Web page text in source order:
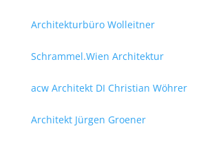
Architekturbüro Wolleitner
Schrammel.Wien Architektur
acw Architekt DI Christian Wöhrer
Architekt Jürgen Groener